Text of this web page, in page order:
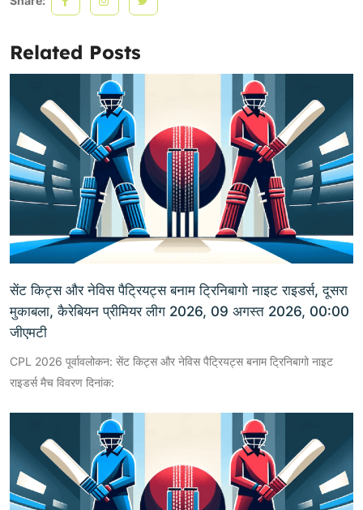
Related Posts
सेंट किट्स और नेविस पैट्रियट्स बनाम ट्रिनिबागो नाइट राइडर्स, दूसरा
मुकाबला, कैरेबियन प्रीमियर लीग 2026, 09 अगस्त 2026, 00:00
जीएमटी
CPL 2026 पूर्वावलोकन: सेंट किट्स और नेविस पैट्रियट्स बनाम ट्रिनिबागो नाइट
राइडर्स मैच विवरण दिनांक: